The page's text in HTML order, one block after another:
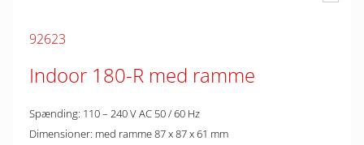
92623
Indoor 180-R med ramme
Spænding: 110 – 240 V AC 50 / 60 Hz
Dimensioner: med ramme 87 x 87 x 61 mm